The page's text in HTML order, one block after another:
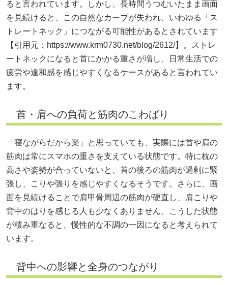
ると言われています。しかし、長時間うつむいたまま画面
を見続けると、この自然なカーブが失われ、いわゆる「ス
トレートネック」につながる可能性があるとされています
【引用元： https://www.krm0730.net/blog/2612/】。ストレ
ートネックになると首にかかる重さが増し、日常生活での
疲労や違和感を感じやすくなるケースがあると言われてい
ます。
首・肩への負荷と筋肉のこわばり
「寝ながらだから楽」と思っていても、実際には首や肩の
筋肉は常にスマホの重さを支えている状態です。特に枕の
高さや姿勢が合っていないと、首の後ろの筋肉が過剰に緊
張し、こりや張りを感じやすくなるそうです。さらに、画
面を見続けることで肩甲骨周辺の筋肉が硬直し、肩こりや
背中のはりを感じる人も少なくありません。こうした状態
が積み重なると、慢性的な不調の一因になると考えられて
います。
背中への影響と全身のつながり